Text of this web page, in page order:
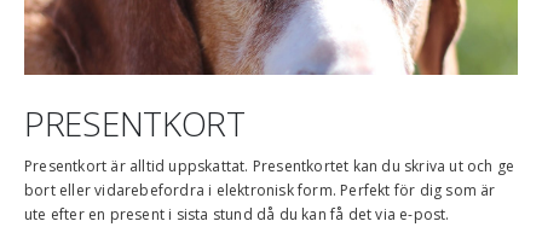
PRESENTKORT
Presentkort är alltid uppskattat. Presentkortet kan du skriva ut och ge
bort eller vidarebefordra i elektronisk form. Perfekt för dig som är
ute efter en present i sista stund då du kan få det via e-post.